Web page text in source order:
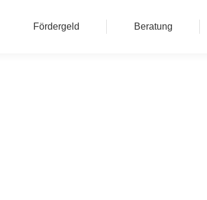
Fördergeld Beratung